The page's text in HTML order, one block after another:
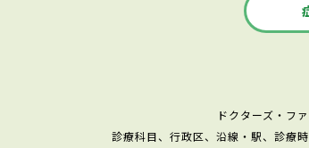
ドクターズ・フ
診療科目、行政区、沿線・駅、診療